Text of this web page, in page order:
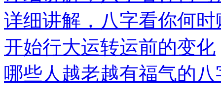
详细讲解，八字看你何时
开始行大运转运前的变化
哪些人越老越有福气的八